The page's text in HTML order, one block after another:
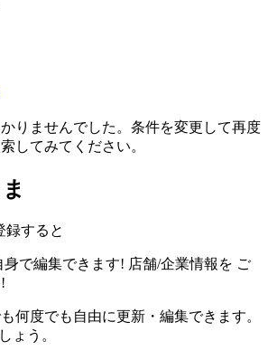
りませんでした。条件を変更して再度
してみてください。
録すると
身で編集できます! 店舗/企業情報を ご
何度でも自由に更新・編集できます。
ょう。